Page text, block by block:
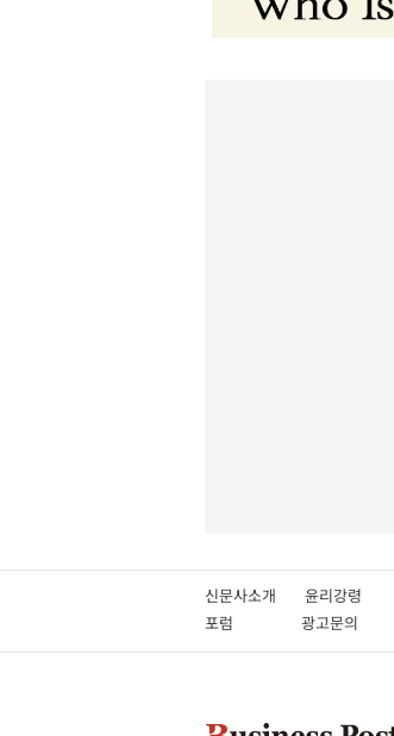
신문사소개 윤리강령
포럼
광고문의